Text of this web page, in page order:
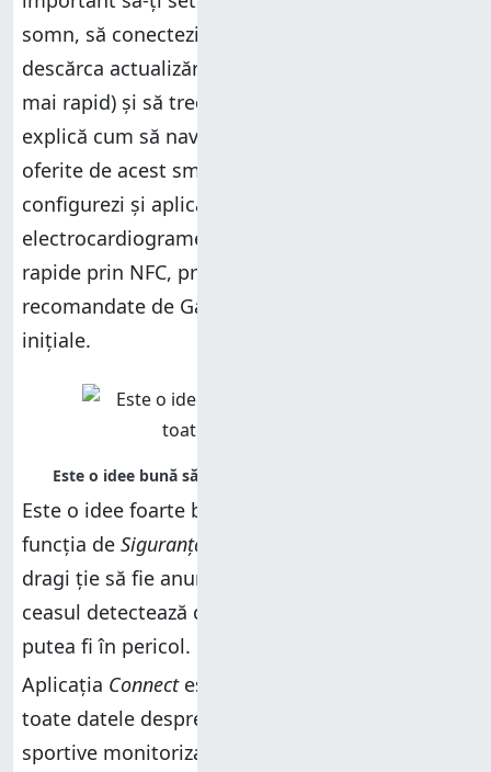
somn, să conectezi ceasul la Wi-Fi (ca să poți
descărca actualizări de firmware și aplicații cât
mai rapid) și să treci prin tutorialul care îți
explică cum să navighezi meniurile și opțiunile
oferite de acest smartwatch. Recomand să
configurezi și aplicația
electrocardiograme),
rapide prin NFC, precum și celelalte funcții
recomandate de Garmin la finalul instalării
inițiale.
Este o idee foarte bună să activezi și configurezi
funcția de Siguranță
dragi ție să fie anunțate automat atunci când
ceasul detectează că ai avut un accident și ai
putea fi în pericol.
Aplicația Connecteste panoul care centralizează
toate datele despre sănătate și activitățile
sportive monitorizate. În fila